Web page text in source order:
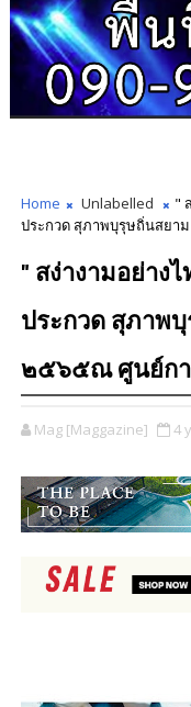
Home Unlabelled
"
ประกวด สุภาพบุรุษถิ่นสยา
" สง่างามอย่าง
ประกวด สุภาพ
๒๕๖๕ณ ศูนย์กา
Mag [Maggazine] 4